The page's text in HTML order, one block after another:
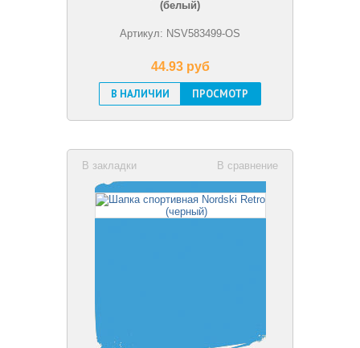
(белый)
Артикул: NSV583499-OS
44.93 pуб
В НАЛИЧИИ
ПРОСМОТР
В сравнение
В закладки